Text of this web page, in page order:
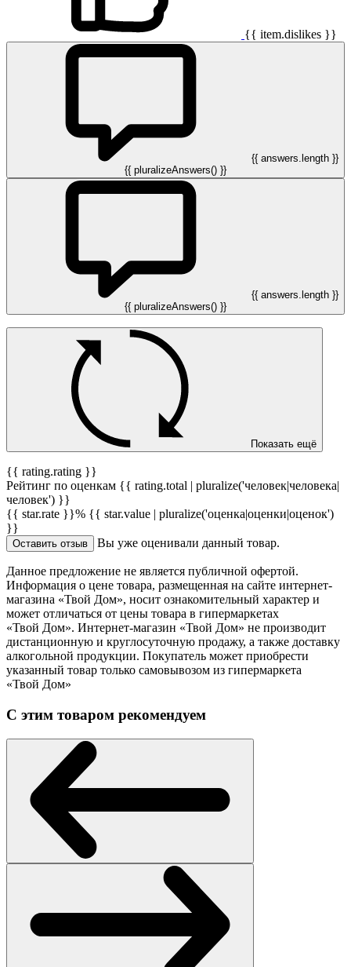
{{ item.dislikes }}
{{ answers.length }}
{{ pluralizeAnswers() }}
{{ answers.length }}
{{ pluralizeAnswers() }}
Показать ещё
{{ rating.rating }}
Рейтинг по оценкам {{ rating.total | pluralize('человек|человека|
человек') }}
{{ star.rate }}% {{ star.value | pluralize('оценка|оценки|оценок')
}}
Оставить отзыв Вы уже оценивали данный товар.
Данное предложение не является публичной офертой.
Информация о цене товара, размещенная на сайте интернет-
магазина «Твой Дом», носит ознакомительный характер и
может отличаться от цены товара в гипермаркетах
«Твой Дом». Интернет-магазин «Твой Дом» не производит
дистанционную и круглосуточную продажу, а также доставку
алкогольной продукции. Покупатель может приобрести
указанный товар только самовывозом из гипермаркета
«Твой Дом»
С этим товаром рекомендуем